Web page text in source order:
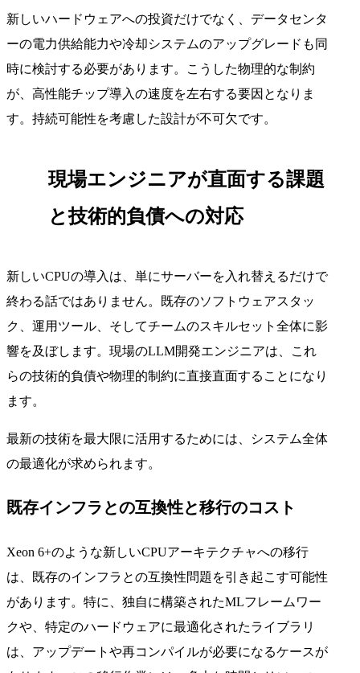
新しいハードウェアへの投資だけでなく、データセンタ
ーの電力供給能力や冷却システムのアップグレードも同
時に検討する必要があります。こうした物理的な制約
が、高性能チップ導入の速度を左右する要因となりま
す。持続可能性を考慮した設計が不可欠です。
現場エンジニアが直面する課題
と技術的負債への対応
新しいCPUの導入は、単にサーバーを入れ替えるだけで
終わる話ではありません。既存のソフトウェアスタッ
ク、運用ツール、そしてチームのスキルセット全体に影
響を及ぼします。現場のLLM開発エンジニアは、これ
らの技術的負債や物理的制約に直接直面することになり
ます。
最新の技術を最大限に活用するためには、システム全体
の最適化が求められます。
既存インフラとの互換性と移行のコスト
Xeon 6+のような新しいCPUアーキテクチャへの移行
は、既存のインフラとの互換性問題を引き起こす可能性
があります。特に、独自に構築されたMLフレームワー
クや、特定のハードウェアに最適化されたライブラリ
は、アップデートや再コンパイルが必要になるケースが